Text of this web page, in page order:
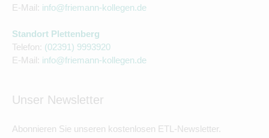
E-Mail: info@friemann-kollegen.de
Standort Plettenberg
Telefon: (02391) 9993920
E-Mail: info@friemann-kollegen.de
Unser Newsletter
Abonnieren Sie unseren kostenlosen ETL-Newsletter.